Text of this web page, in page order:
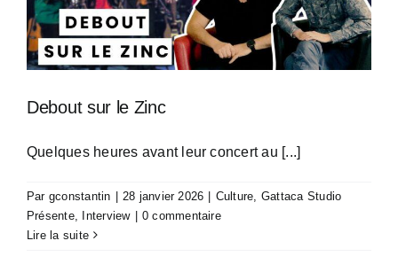
Debout sur le Zinc
Quelques heures avant leur concert au [...]
Par gconstantin 28 janvier 2026 Culture Gattaca Studio
Présente, Interview
0 commentaire
Lire la suite